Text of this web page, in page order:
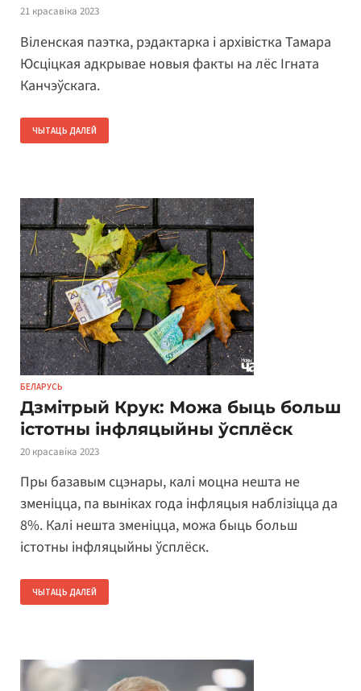
21 красавіка 2023
Віленская паэтка, рэдактарка і архівістка Тамара
Юсціцкая адкрывае новыя факты на лёс Ігната
Канчэўскага.
ЧЫТАЦЬ ДАЛЕЙ
БЕЛАРУСЬ
Дзмітрый Крук: Можа быць больш
істотны інфляцыйны ўсплёск
20 красавіка 2023
Пры базавым сцэнары, калі моцна нешта не
зменіцца, па выніках года інфляцыя наблізіцца да
8%. Калі нешта зменіцца, можа быць больш
істотны інфляцыйны ўсплёск.
ЧЫТАЦЬ ДАЛЕЙ